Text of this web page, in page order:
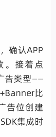
确认APP
。接着点
告类型——
比
告位创建
集成时